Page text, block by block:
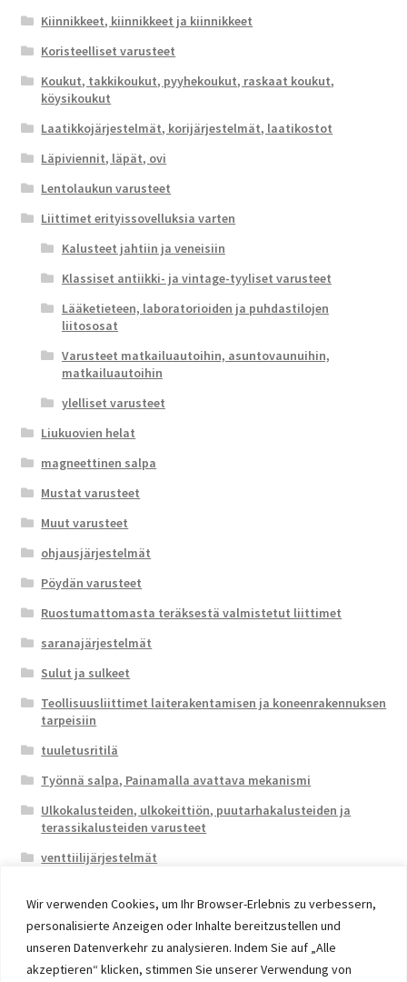
Wir verwenden Cookies, um Ihr Browser-Erlebnis zu verbessern,
personalisierte Anzeigen oder Inhalte bereitzustellen und
unseren Datenverkehr zu analysieren. Indem Sie auf „Alle
akzeptieren“ klicken, stimmen Sie unserer Verwendung von
Kiinnikkeet, kiinnikkeet ja kiinnikkeet
Koristeelliset varusteet
Koukut, takkikoukut, pyyhekoukut, raskaat koukut,
köysikoukut
Laatikkojärjestelmät, korijärjestelmät, laatikostot
Läpiviennit, läpät, ovi
Lentolaukun varusteet
Liittimet erityissovelluksia varten
Kalusteet jahtiin ja veneisiin
Klassiset antiikki- ja vintage-tyyliset varusteet
Lääketieteen, laboratorioiden ja puhdastilojen
liitososat
Varusteet matkailuautoihin, asuntovaunuihin,
matkailuautoihin
ylelliset varusteet
Liukuovien helat
magneettinen salpa
Mustat varusteet
Muut varusteet
ohjausjärjestelmät
Pöydän varusteet
Ruostumattomasta teräksestä valmistetut liittimet
saranajärjestelmät
Sulut ja sulkeet
Teollisuusliittimet laiterakentamisen ja koneenrakennuksen
tarpeisiin
tuuletusritilä
Työnnä salpa, Painamalla avattava mekanismi
Ulkokalusteiden, ulkokeittiön, puutarhakalusteiden ja
terassikalusteiden varusteet
venttiilijärjestelmät